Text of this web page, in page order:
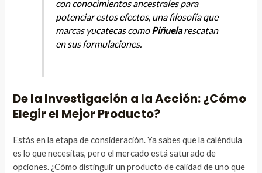
con conocimientos ancestrales para
potenciar estos efectos, una filosofía que
marcas yucatecas comoPiñuelarescatan
en sus formulaciones.
De la Investigación a la Acción: ¿Cómo
Elegir el Mejor Producto?
Estás en la etapa de consideración. Ya sabes que la caléndula
es lo que necesitas, pero el mercado está saturado de
opciones. ¿Cómo distinguir un producto de calidad de uno que